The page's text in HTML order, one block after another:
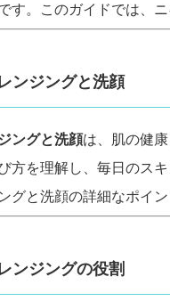
す。このガイドでは、
ンジングと洗顔
ングと洗顔は、肌の健
方を理解し、毎日のス
グと洗顔の詳細なポイン
ンジングの役割